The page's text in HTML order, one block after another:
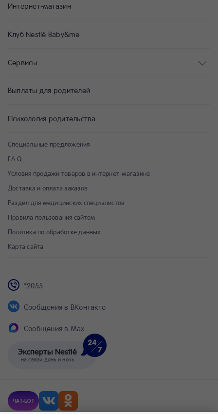
Специальные предложения
F.A.Q
Условия продажи товаров в интернет-магазине
Доставка и оплата заказов
Раздел для медицинских специалистов
Правила пользования сайтом
Политика по обработке данных
Карта сайта
Эксперты Nestlé
на связи день и ночь
*2055
Сообщения в ВКонтакте
Сообщения в Max
Интернет-магазин
Клуб Nestlé Baby&me
Сервисы
Выплаты для родителей
Психология родительства
ЧАТ-БОТ